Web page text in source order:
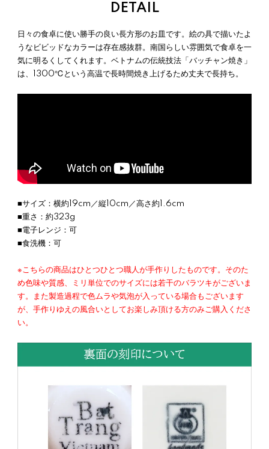
DETAIL
日々の食卓に使い勝手の良い長方形のお皿です。絵の具で描いたよ
うなビビッドなカラーは存在感抜群。南国らしい雰囲気で食卓を一
気に明るくしてくれます。ベトナムの伝統技法「バッチャン焼き」
は、1300℃という高温で長時間焼き上げるため丈夫で長持ち。
■サイズ：横約19cm／縦10cm／高さ約1.6cm
■重さ：約323g
■電子レンジ：可
■食洗機：可
※こちらの商品はひとつひとつ職人が手作りしたものです。そのた
め色味や質感、ミリ単位でのサイズには若干のバラツキがございま
す。また製造過程で色ムラや気泡が入っている場合もございます
が、手作りゆえの風合いとしてお楽しみ頂ける方のみご購入くださ
い。